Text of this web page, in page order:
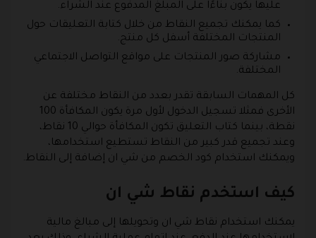
عليها يكون بناءًا على المبلغ المدفوع عند الشراء.
كما يمكنك تجميع النقاط من خلال كتابة التعليقات حول
المنتجات المختلفة أسفل كل منتج.
مشاركة صور المنتجات على مواقع التواصل الاجتماعي
المختلفة.
كل المهمات السابقة تقدر بعدد من النقاط مختلفة عن
الأخرى فمثلا تسجيل الدخول لأول مرة يكون المكافأة 100
نقطة، بينما كتاب التعليق تكون المكافأة حوالي 10 نقاط،
وعند تجميع قدر كبير من النقاط تستطيع استخدامها،
ويمكنك استخدام كود الخصم من شي ان إضافة إلى النقاط.
كيف استخدم نقاط شي ان
يمكنك استخدام نقاط شي ان وتحويلها إلى مبالغ مالية